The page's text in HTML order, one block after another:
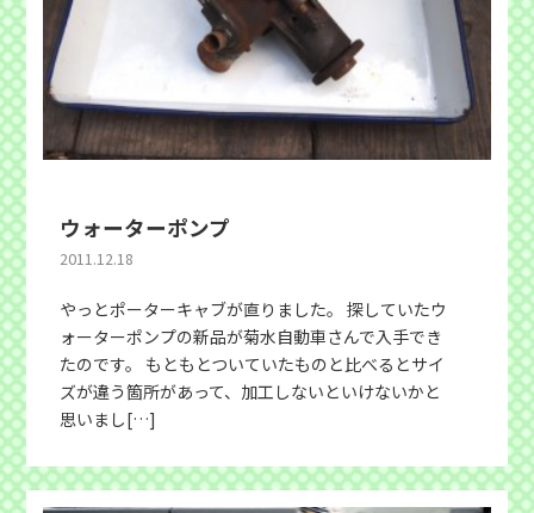
ウォーターポンプ
2011.12.18
やっとポーターキャブが直りました。 探していたウ
ォーターポンプの新品が菊水自動車さんで入手でき
たのです。 もともとついていたものと比べるとサイ
ズが違う箇所があって、加工しないといけないかと
思いまし[…]